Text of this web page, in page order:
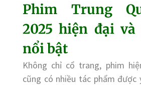
Phim Trung
2025 hiện đại
nổi bật
Không chỉ cổ trang, phim
cũng có nhiều tác phẩm được